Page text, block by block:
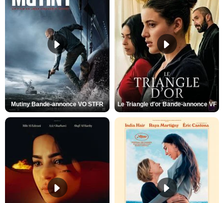
Mutiny Bande-annonce VO STFR Le Triangle d'or Bande-annonce VF